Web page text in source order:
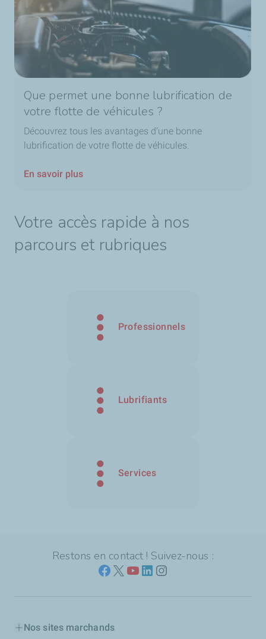
Que permet une bonne lubrification de
votre flotte de véhicules ?
Découvrez tous les avantages d’une bonne
lubrification de votre flotte de véhicules.
En savoir plus
Votre accès rapide à nos
parcours et rubriques
Professionnels
Lubrifiants
Services
Restons en contact ! Suivez-nous :
Nos sites marchands